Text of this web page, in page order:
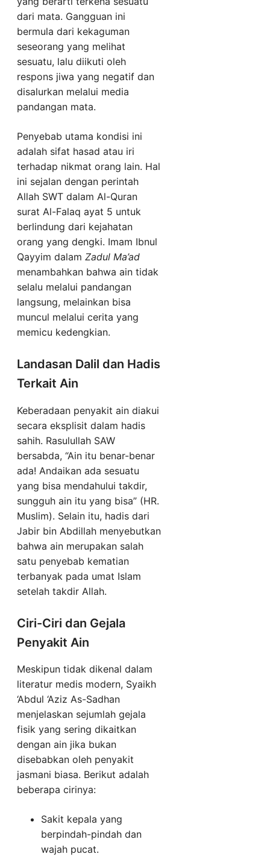
dari mata. Gangguan ini
bermula dari kekaguman
seseorang yang melihat
sesuatu, lalu diikuti oleh
respons jiwa yang negatif dan
disalurkan melalui media
pandangan mata.
Penyebab utama kondisi ini
adalah sifat hasad atau iri
terhadap nikmat orang lain. Hal
ini sejalan dengan perintah
Allah SWT dalam Al-Quran
surat Al-Falaq ayat 5 untuk
berlindung dari kejahatan
orang yang dengki. Imam Ibnul
Qayyim dalam Zadul Ma’ad
menambahkan bahwa ain tidak
selalu melalui pandangan
langsung, melainkan bisa
muncul melalui cerita yang
memicu kedengkian.
Landasan Dalil dan Hadis
Terkait Ain
Keberadaan penyakit ain diakui
secara eksplisit dalam hadis
sahih. Rasulullah SAW
bersabda, “Ain itu benar-benar
ada! Andaikan ada sesuatu
yang bisa mendahului takdir,
sungguh ain itu yang bisa” (HR.
Muslim). Selain itu, hadis dari
Jabir bin Abdillah menyebutkan
bahwa ain merupakan salah
satu penyebab kematian
terbanyak pada umat Islam
setelah takdir Allah.
Ciri-Ciri dan Gejala
Penyakit Ain
Meskipun tidak dikenal dalam
literatur medis modern, Syaikh
‘Abdul ‘Aziz As-Sadhan
menjelaskan sejumlah gejala
fisik yang sering dikaitkan
dengan ain jika bukan
disebabkan oleh penyakit
jasmani biasa. Berikut adalah
beberapa cirinya:
Sakit kepala yang
berpindah-pindah dan
wajah pucat.